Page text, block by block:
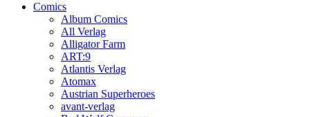
Comics
Album Comics
All Verlag
Alligator Farm
ART:9
Atlantis Verlag
Atomax
Austrian Superheroes
avant-verlag